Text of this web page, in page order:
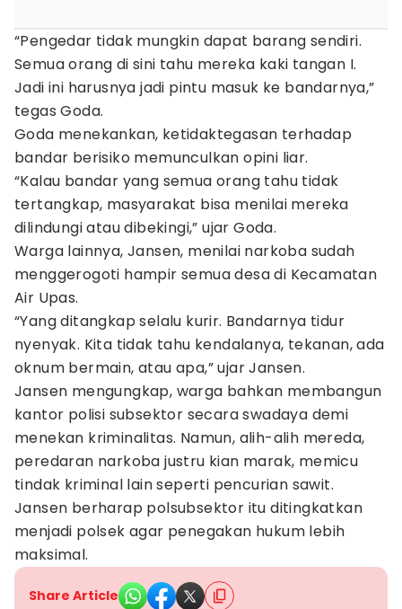
“Pengedar tidak mungkin dapat barang sendiri.
Semua orang di sini tahu mereka kaki tangan I.
Jadi ini harusnya jadi pintu masuk ke bandarnya,”
tegas Goda.
Goda menekankan, ketidaktegasan terhadap
bandar berisiko memunculkan opini liar.
“Kalau bandar yang semua orang tahu tidak
tertangkap, masyarakat bisa menilai mereka
dilindungi atau dibekingi,” ujar Goda.
Warga lainnya, Jansen, menilai narkoba sudah
menggerogoti hampir semua desa di Kecamatan
Air Upas.
“Yang ditangkap selalu kurir. Bandarnya tidur
nyenyak. Kita tidak tahu kendalanya, tekanan, ada
oknum bermain, atau apa,” ujar Jansen.
Jansen mengungkap, warga bahkan membangun
kantor polisi subsektor secara swadaya demi
menekan kriminalitas. Namun, alih-alih mereda,
peredaran narkoba justru kian marak, memicu
tindak kriminal lain seperti pencurian sawit.
Jansen berharap polsubsektor itu ditingkatkan
menjadi polsek agar penegakan hukum lebih
maksimal.
Share Article